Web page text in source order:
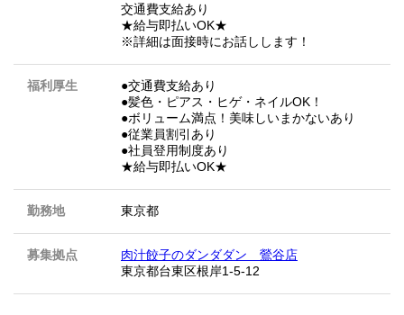
交通費支給あり
★給与即払いOK★
※詳細は面接時にお話しします！
福利厚生
●交通費支給あり
●髪色・ピアス・ヒゲ・ネイルOK！
●ボリューム満点！美味しいまかないあり
●従業員割引あり
●社員登用制度あり
★給与即払いOK★
勤務地 東京都
募集拠点
肉汁餃子のダンダダン 鶯谷店
東京都台東区根岸1-5-12